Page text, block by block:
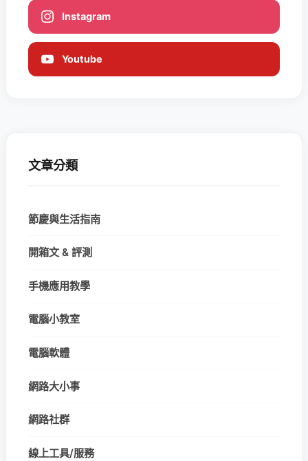
Instagram
Youtube
文章分類
節慶與生活指南
開箱文 & 評測
手機應用教學
電腦小教室
電腦軟體
網路大小事
網路社群
線上工具/服務